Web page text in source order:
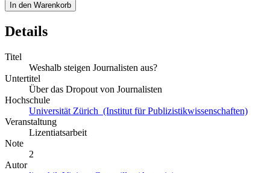
In den Warenkorb
Details
Titel
Weshalb steigen Journalisten aus?
Untertitel
Über das Dropout von Journalisten
Hochschule
Universität Zürich (Institut für Publizistikwissenschaften)
Veranstaltung
Lizentiatsarbeit
Note
2
Autor